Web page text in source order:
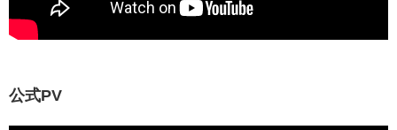
公式PV